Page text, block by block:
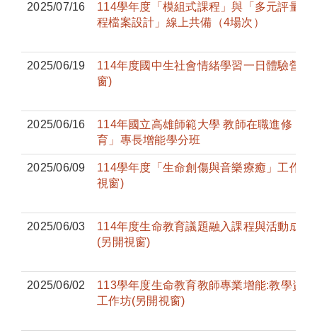
2025/07/16
114學年度「模組式課程」與「多元評量與
程檔案設計」線上共備（4場次）
2025/06/19
114年度國中生社會情緒學習一日體驗營(
窗)
2025/06/16
114年國立高雄師範大學 教師在職進修「
育」專長增能學分班
2025/06/09
114學年度「生命創傷與音樂療癒」工作坊
視窗)
2025/06/03
114年度生命教育議題融入課程與活動成果
(另開視窗)
2025/06/02
113學年度生命教育教師專業增能:教學資
工作坊(另開視窗)